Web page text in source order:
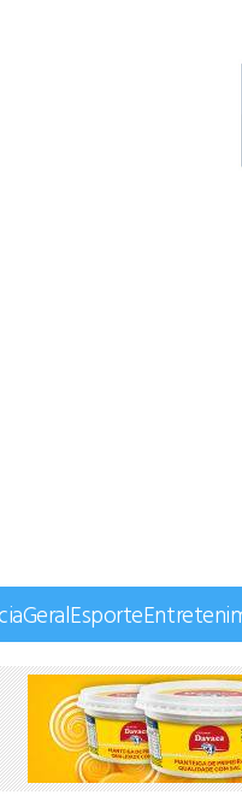
GeralEsporte